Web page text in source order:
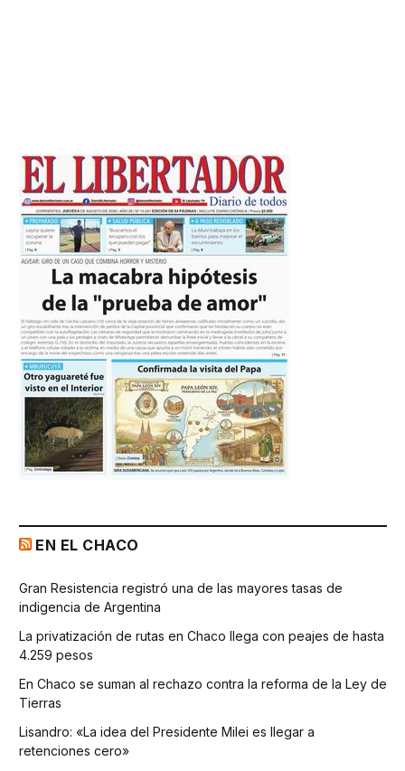
EN EL CHACO
Gran Resistencia registró una de las mayores tasas de
indigencia de Argentina
La privatización de rutas en Chaco llega con peajes de hasta
4.259 pesos
En Chaco se suman al rechazo contra la reforma de la Ley de
Tierras
Lisandro: «La idea del Presidente Milei es llegar a
retenciones cero»